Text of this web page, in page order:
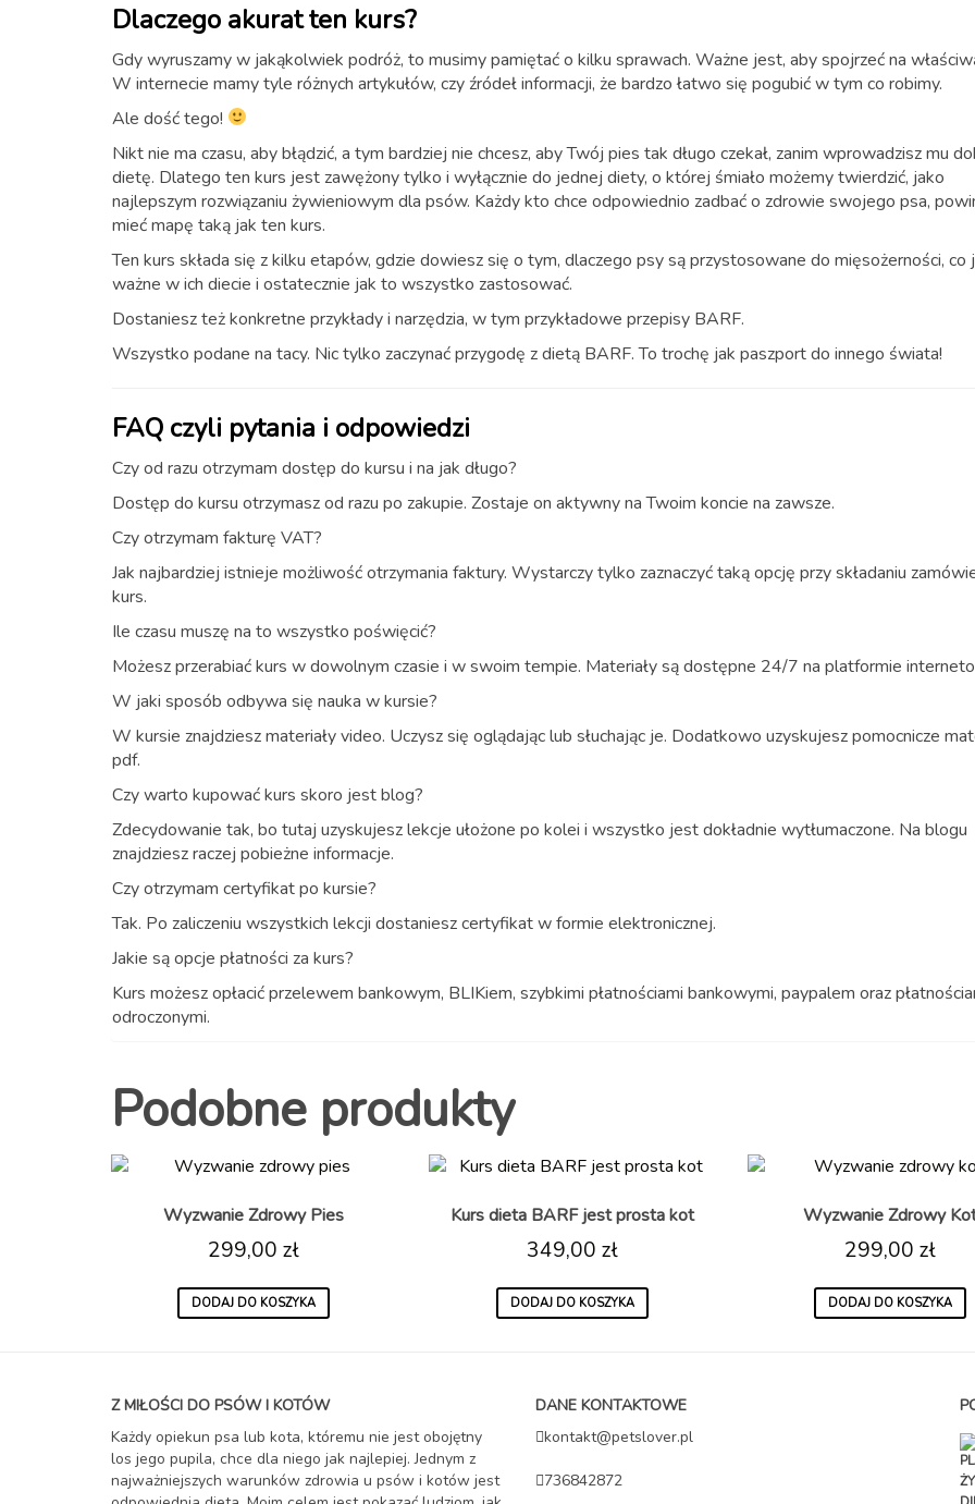
Dlaczego akurat ten kurs?
Gdy wyruszamy w jakąkolwiek podróż, to musimy pamiętać o kilku sprawach. Ważne jest, aby spojrzeć na
W internecie mamy tyle różnych artykułów, czy źródeł informacji, że bardzo łatwo się pogubić w tym co robimy.
Ale dość tego!
Nikt nie ma czasu, aby błądzić, a tym bardziej nie chcesz, aby Twój pies tak długo czekał, zanim wprowadzisz mu
dietę. Dlatego ten kurs jest zawężony tylko i wyłącznie do jednej diety, o której śmiało możemy twierdzić, jako
najlepszym rozwiązaniu żywieniowym dla psów. Każdy kto chce odpowiednio zadbać o zdrowie swojego psa,
mieć mapę taką jak ten kurs.
Ten kurs składa się z kilku etapów, gdzie dowiesz się o tym, dlaczego psy są przystosowane do mięsożerności, co
ważne w ich diecie i ostatecznie jak to wszystko zastosować.
Dostaniesz też konkretne przykłady i narzędzia, w tym przykładowe przepisy BARF.
Wszystko podane na tacy. Nic tylko zaczynać przygodę z dietą BARF. To trochę jak paszport do innego świata!
FAQ czyli pytania i odpowiedzi
Czy od razu otrzymam dostęp do kursu i na jak długo?
Dostęp do kursu otrzymasz od razu po zakupie. Zostaje on aktywny na Twoim koncie na zawsze.
Czy otrzymam fakturę VAT?
Jak najbardziej istnieje możliwość otrzymania faktury. Wystarczy tylko zaznaczyć taką opcję przy składaniu
kurs.
Ile czasu muszę na to wszystko poświęcić?
Możesz przerabiać kurs w dowolnym czasie i w swoim tempie. Materiały są dostępne 24/7 na platformie
W jaki sposób odbywa się nauka w kursie?
W kursie znajdziesz materiały video. Uczysz się oglądając lub słuchając je. Dodatkowo uzyskujesz pomocnicze
pdf.
Czy warto kupować kurs skoro jest blog?
Zdecydowanie tak, bo tutaj uzyskujesz lekcje ułożone po kolei i wszystko jest dokładnie wytłumaczone. Na blogu
znajdziesz raczej pobieżne informacje.
Czy otrzymam certyfikat po kursie?
Tak. Po zaliczeniu wszystkich lekcji dostaniesz certyfikat w formie elektronicznej.
Jakie są opcje płatności za kurs?
Kurs możesz opłacić przelewem bankowym, BLIKiem, szybkimi płatnościami bankowymi, paypalem oraz
odroczonymi.
Podobne produkty
Wyzwanie Zdrowy Pies
299,00zł
DODAJ DO KOSZYKA
Kurs dieta BARF jest prosta kot
349,00 zł
DODAJ DO KOSZYKA
Wyzwanie Zdrowy
299,00zł
DODAJ DO KOSZYKA
Z MIŁOŚCI DO PSÓW I KOTÓW
Każdy opiekun psa lub kota, któremu nie jest obojętny
los jego pupila, chce dla niego jak najlepiej. Jednym z
najważniejszych warunków zdrowia u psów i kotów jest
DANE KONTAKTOWE
kontakt@petslover.pl
736842872